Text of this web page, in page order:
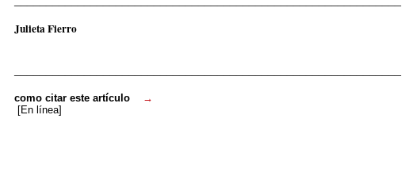
Julieta Fierro
como citar este artículo
→
[En línea]